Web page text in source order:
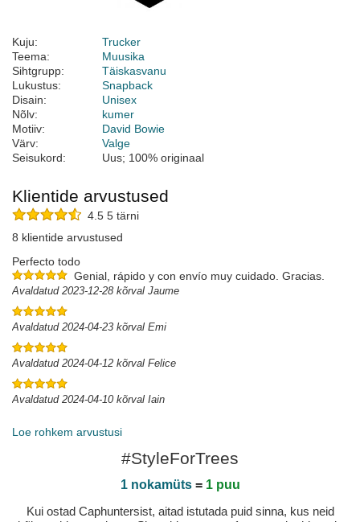
Kuju:
Trucker
Teema:
Muusika
Sihtgrupp:
Täiskasvanu
Lukustus:
Snapback
Disain:
Unisex
Nõlv:
kumer
Motiiv:
David Bowie
Värv:
Valge
Seisukord:
Uus; 100% originaal
Klientide arvustused
4.5 5 tärni
8 klientide arvustused
Perfecto todo
Genial, rápido y con envío muy cuidado. Gracias.
Avaldatud 2023-12-28 kõrval Jaume
Avaldatud 2024-04-23 kõrval Emi
Avaldatud 2024-04-12 kõrval Felice
Avaldatud 2024-04-10 kõrval Iain
Loe rohkem arvustusi
#StyleForTrees
1 nokamüts= 1 puu
Kui ostad Caphuntersist, aitad istutada puid sinna, kus neid